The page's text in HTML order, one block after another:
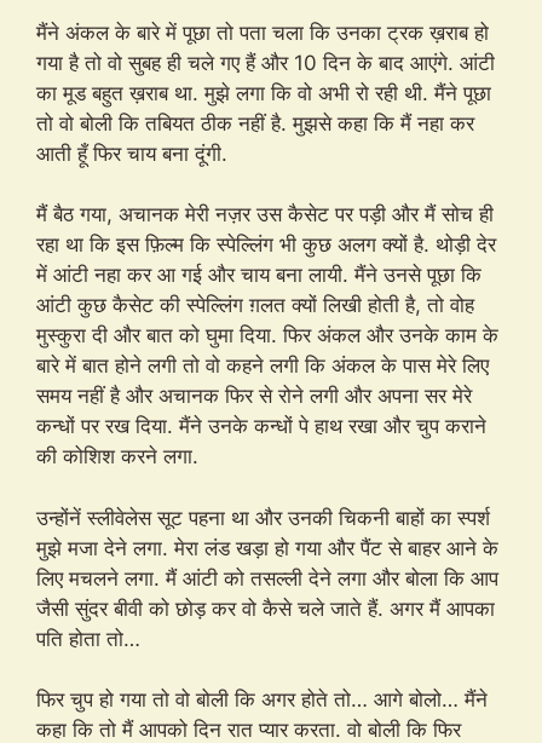
मैंने अंकल के बारे में पूछा तो पता चला कि उनका ट्रक ख़राब हो
गया है तो वो सुबह ही चले गए हैं और 10 दिन के बाद आएंगे. आंटी
का मूड बहुत ख़राब था. मुझे लगा कि वो अभी रो रही थी. मैंने पूछा
तो वो बोली कि तबियत ठीक नहीं है. मुझसे कहा कि मैं नहा कर
आती हूँ फिर चाय बना दूंगी.
मैं बैठ गया, अचानक मेरी नज़र उस कैसेट पर पड़ी और मैं सोच ही
रहा था कि इस फ़िल्म कि स्पेल्लिंग भी कुछ अलग क्यों है. थोड़ी देर
में आंटी नहा कर आ गई और चाय बना लायी. मैंने उनसे पूछा कि
आंटी कुछ कैसेट की स्पेल्लिंग ग़लत क्यों लिखी होती है, तो वोह
मुस्कुरा दी और बात को घुमा दिया. फिर अंकल और उनके काम के
बारे में बात होने लगी तो वो कहने लगी कि अंकल के पास मेरे लिए
समय नहीं है और अचानक फिर से रोने लगी और अपना सर मेरे
कन्धों पर रख दिया. मैंने उनके कन्धों पे हाथ रखा और चुप कराने
की कोशिश करने लगा.
उन्होंनें स्लीवेलेस सूट पहना था और उनकी चिकनी बाहों का स्पर्श
मुझे मजा देने लगा. मेरा लंड खड़ा हो गया और पैंट से बाहर आने के
लिए मचलने लगा. मैं आंटी को तसल्ली देने लगा और बोला कि आप
जैसी सुंदर बीवी को छोड़ कर वो कैसे चले जाते हैं. अगर मैं आपका
पति होता तो…
फिर चुप हो गया तो वो बोली कि अगर होते तो… आगे बोलो… मैंने
कहा कि तो मैं आपको दिन रात प्यार करता. वो बोली कि फिर